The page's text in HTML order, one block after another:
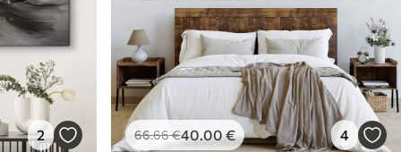
2 66.66€40.00€ 4